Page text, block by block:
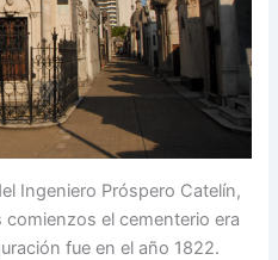
Ingeniero Próspero Catelín,
el cementerio era
fue en el año 1822.